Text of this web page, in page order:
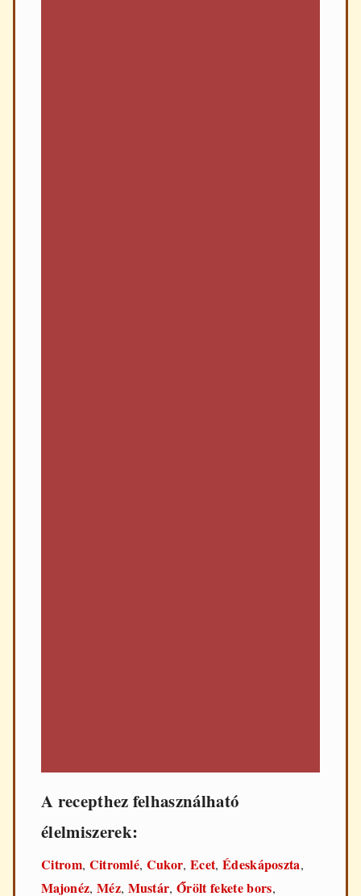
A recepthez felhasználható
élelmiszerek:
Citrom, Citromlé, Cukor,Ecet, Édeskáposzta,
Majonéz, Méz, Mustár,Őrölt fekete bors,